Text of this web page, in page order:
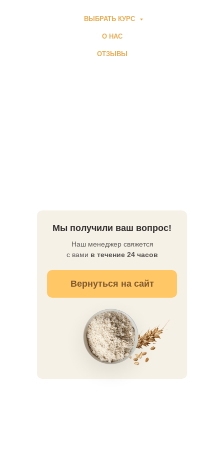
ВЫБРАТЬ КУРС
О НАС
ОТЗЫВЫ
Мы получили ваш вопрос!
Наш менеджер свяжется
с вами в течение 24 часов
Вернуться на сайт